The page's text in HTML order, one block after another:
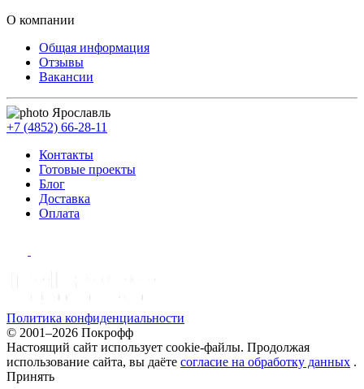
О компании
Общая информация
Отзывы
Вакансии
Ярославль
+7 (4852) 66-28-11
Контакты
Готовые проекты
Блог
Доставка
Оплата
Политика конфиденциальности
© 2001–2026 Покрофф
Настоящий сайт использует cookie-файлы. Продолжая
использование сайта, вы даёте согласие на обработку данных .
Принять